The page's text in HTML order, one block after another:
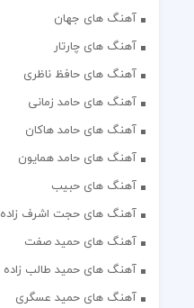
آهنگ های جهان
آهنگ های چارتار
آهنگ های حافظ ناظری
آهنگ های حامد زمانی
آهنگ های حامد هاکان
آهنگ های حامد همایون
آهنگ های حبیب
آهنگ های حجت اشرف زاده
آهنگ های حمید صفت
آهنگ های حمید طالب زاده
آهنگ های حمید عسگری